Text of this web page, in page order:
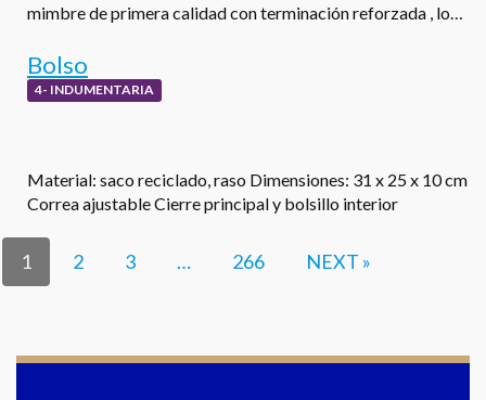
mimbre de primera calidad con terminación reforzada , lo…
Bolso
4- INDUMENTARIA
Material: saco reciclado, raso Dimensiones: 31 x 25 x 10 cm
Correa ajustable Cierre principal y bolsillo interior
1 2 3 … 266 NEXT »